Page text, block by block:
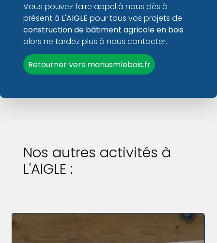
Vous pouvez faire appel à nous dès à
présent à L'AIGLE pour tous vos projets de
construction de bâtiment agricole en bois
alors ne tardez plus à nous contacter.
Retourner vers mariusmlebois.fr
Nos autres activités à
L'AIGLE :